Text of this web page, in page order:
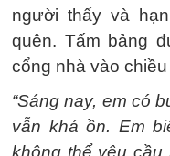
người thấy và
quên. Tấm bảng
cổng nhà vào
“Sáng nay, em có
vẫn khá ồn. Em
không thể yêu cầu